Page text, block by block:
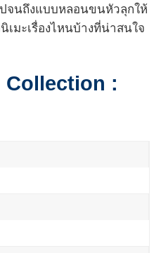
จนถึงแบบหลอนขนหัวลุกให้
เมะเรื่องไหนบ้างที่น่าสนใจ
Collection :